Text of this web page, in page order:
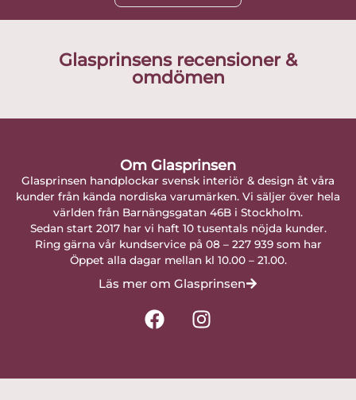
Glasprinsens recensioner &
omdömen
Om Glasprinsen
Glasprinsen handplockar svensk interiör & design åt våra
kunder från kända nordiska varumärken. Vi säljer över hela
världen från Barnängsgatan 46B i Stockholm.
Sedan start 2017 har vi haft 10 tusentals nöjda kunder.
Ring gärna vår kundservice på 08 – 227 939 som har
Öppet alla dagar mellan kl 10.00 – 21.00.
Läs mer om Glasprinsen
F
a
I
n